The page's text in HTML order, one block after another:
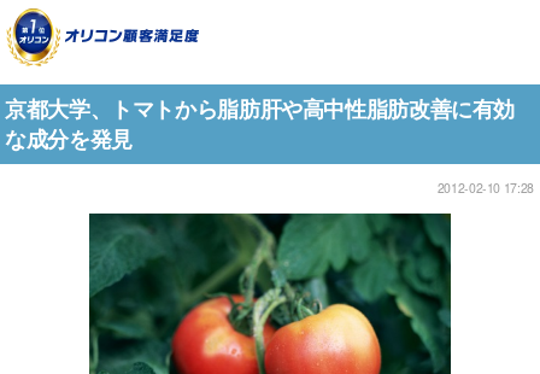
京都大学、トマトから脂肪肝や高中性脂肪改善に有効
な成分を発見
2012-02-10 17:28